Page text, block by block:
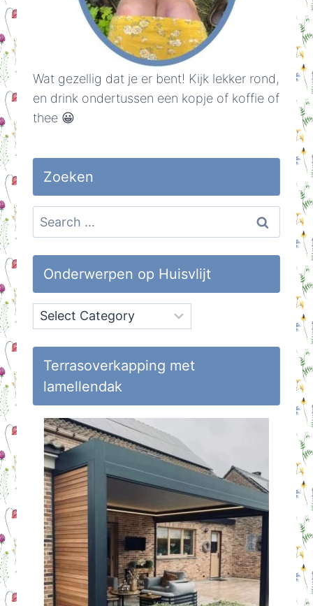
Wat gezellig dat je er bent! Kijk lekker rond,
en drink ondertussen een kopje of koffie of
thee 😀
Zoeken
Search
for:
Onderwerpen op Huisvlijt
Onderwerpen
op
Huisvlijt
Terrasoverkapping met
lamellendak